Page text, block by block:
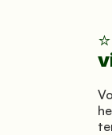
⭐